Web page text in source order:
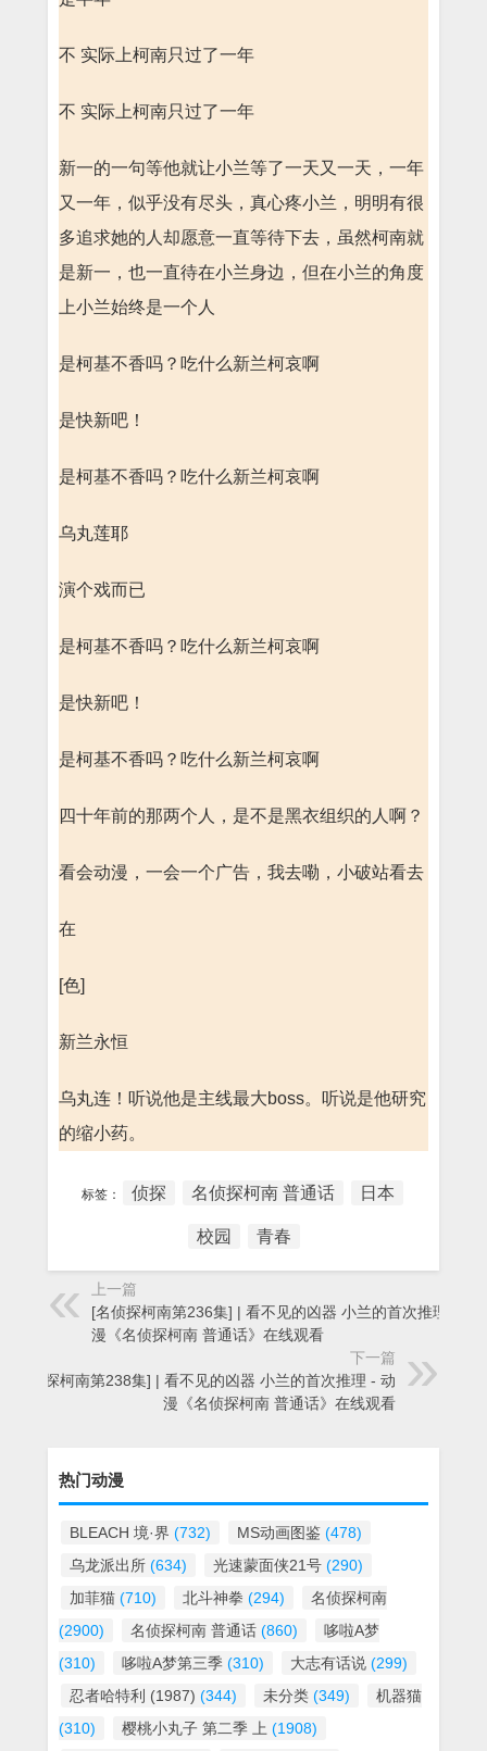
不 实际上柯南只过了一年
不 实际上柯南只过了一年
新一的一句等他就让小兰等了一天又一天，一年
又一年，似乎没有尽头，真心疼小兰，明明有很
多追求她的人却愿意一直等待下去，虽然柯南就
是新一，也一直待在小兰身边，但在小兰的角度
上小兰始终是一个人
是柯基不香吗？吃什么新兰柯哀啊
是快新吧！
是柯基不香吗？吃什么新兰柯哀啊
乌丸莲耶
演个戏而已
是柯基不香吗？吃什么新兰柯哀啊
是快新吧！
是柯基不香吗？吃什么新兰柯哀啊
四十年前的那两个人，是不是黑衣组织的人啊？
看会动漫，一会一个广告，我去嘞，小破站看去
在
[色]
新兰永恒
乌丸连！听说他是主线最大boss。听说是他研究
的缩小药。
标签： 侦探 名侦探柯南 普通话 日本
校园 青春
上一篇
[名侦探柯南第236集] | 看不见的凶器 小兰的首次推理 - 动
漫《名侦探柯南 普通话》在线观看
下一篇
[名侦探柯南第238集] | 看不见的凶器 小兰的首次推理 - 动
漫《名侦探柯南 普通话》在线观看
热门动漫
BLEACH 境·界 (732) MS动画图鉴 (478)
乌龙派出所 (634) 光速蒙面侠21号 (290)
加菲猫 (710) 北斗神拳 (294)
名侦探柯南
(2900)
名侦探柯南 普通话 (860)
哆啦A梦
(310)
哆啦A梦第三季 (310) 大志有话说 (299)
忍者哈特利 (1987) (344) 未分类 (349)
机器猫
(310)
樱桃小丸子 第二季 上 (1908)